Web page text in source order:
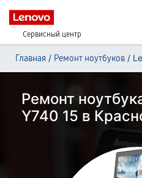
Сервисный центр
Главная / Ремонт ноутбуков /
Ремонт
Y740 15 в